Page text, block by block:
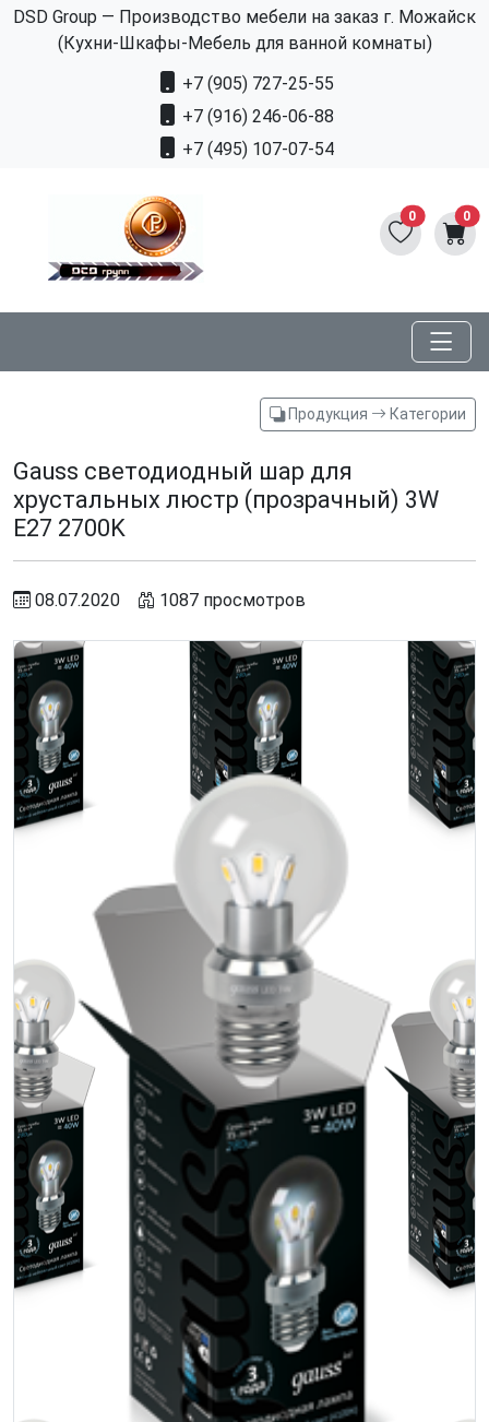
DSD Group — Производство мебели на заказ г. Можайск
(Кухни-Шкафы-Мебель для ванной комнаты)
+7 (905) 727-25-55
+7 (916) 246-06-88
+7 (495) 107-07-54
0 0
Продукция Категории
Gauss светодиодный шар для
хрустальных люстр (прозрачный) 3W
E27 2700K
08.07.2020 1087 просмотров